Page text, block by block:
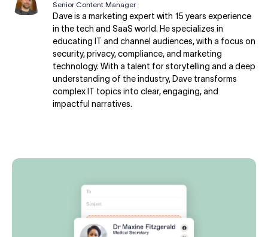
Senior Content Manager
Dave is a marketing expert with 15 years experience
in the tech and SaaS world. He specializes in
educating IT and channel audiences, with a focus on
security, privacy, compliance, and marketing
technology. With a talent for storytelling and a deep
understanding of the industry, Dave transforms
complex IT topics into clear, engaging, and
impactful narratives.